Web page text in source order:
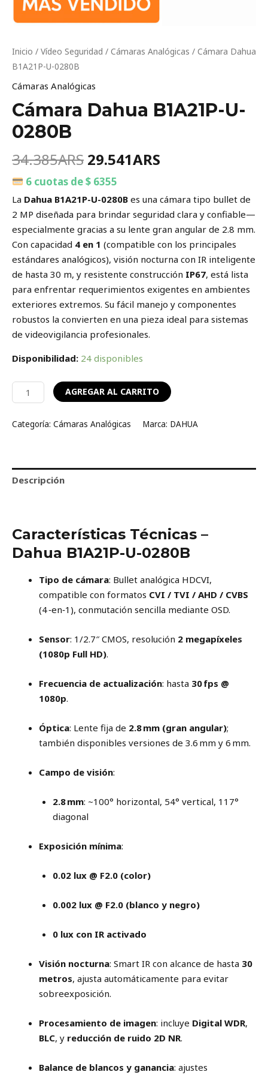
Inicio / Vídeo Seguridad / Cámaras Analógicas / Cámara Dahua
B1A21P-U-0280B
Cámaras Analógicas
Cámara Dahua B1A21P-U-
0280B
34.385ARS 29.541ARS
6 cuotas de $ 6355
La Dahua B1A21P-U-0280B es una cámara tipo bullet de
2 MP diseñada para brindar seguridad clara y confiable—
especialmente gracias a su lente gran angular de 2.8 mm.
Con capacidad 4 en 1 (compatible con los principales
estándares analógicos), visión nocturna con IR inteligente
de hasta 30 m, y resistente construcción IP67, está lista
para enfrentar requerimientos exigentes en ambientes
exteriores extremos. Su fácil manejo y componentes
robustos la convierten en una pieza ideal para sistemas
de videovigilancia profesionales.
Disponibilidad: 24 disponibles
AGREGAR AL CARRITO
Categoría: Cámaras Analógicas Marca: DAHUA
Descripción
Características Técnicas –
Dahua B1A21P-U-0280B
Tipo de cámara: Bullet analógica HDCVI,
compatible con formatos CVI / TVI / AHD / CVBS
(4 ‑en‑1), conmutación sencilla mediante OSD.
Sensor: 1/2.7″ CMOS, resolución 2 megapíxeles
(1080p Full HD).
Frecuencia de actualización: hasta 30 fps @
1080p.
Óptica: Lente fija de 2.8 mm (gran angular);
también disponibles versiones de 3.6 mm y 6 mm.
Campo de visión:
2.8 mm: ~100° horizontal, 54° vertical, 117°
diagonal
Exposición mínima:
0.02 lux @ F2.0 (color)
0.002 lux @ F2.0 (blanco y negro)
0 lux con IR activado
Visión nocturna: Smart IR con alcance de hasta 30
metros, ajusta automáticamente para evitar
sobreexposición.
Procesamiento de imagen: incluye Digital WDR,
BLC, y reducción de ruido 2D NR.
Balance de blancos y ganancia: ajustes